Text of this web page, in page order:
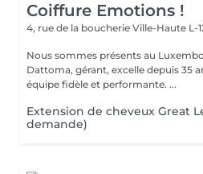
Coiffure Emotions !
4, rue de la boucherie Ville-Haute L-
Nous sommes présents au
Dattoma, gérant, excelle depuis 35
équipe fidèle et performante. ...
Extension de cheveux Great
demande)